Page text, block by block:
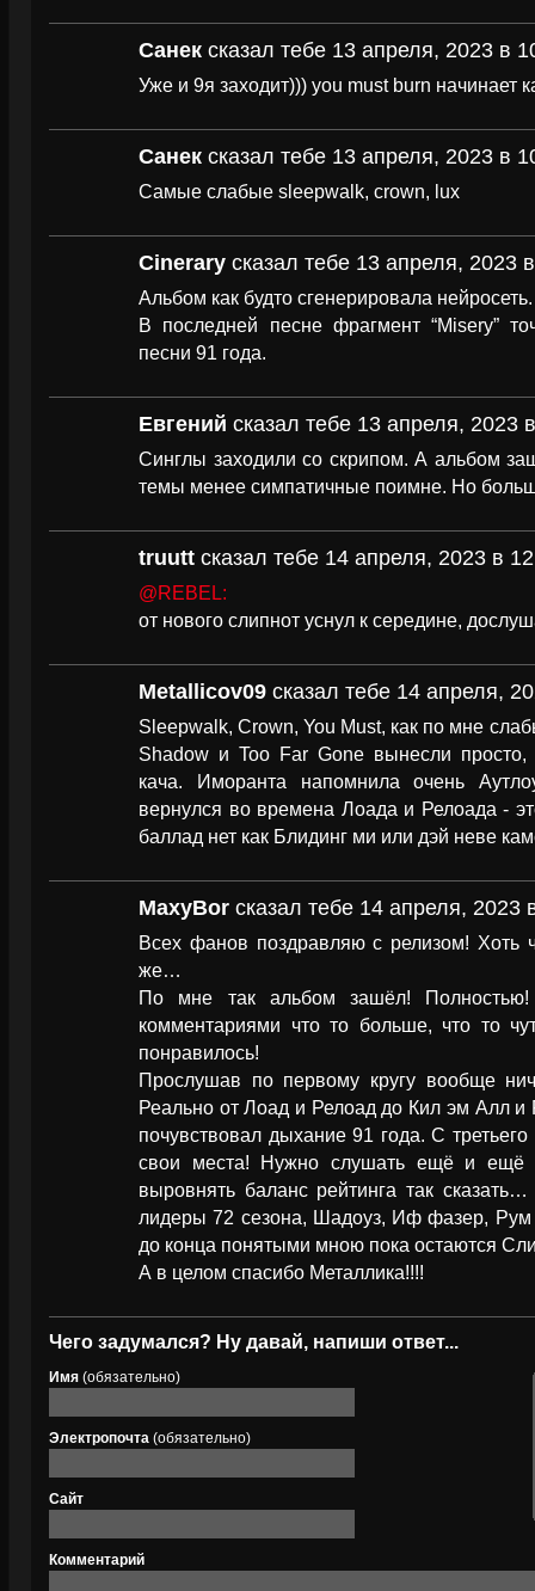
Санек сказал тебе 13 апреля, 2023 в
Уже и 9я заходит))) you must burn начинает
Санек сказал тебе 13 апреля, 2023 в
Самые слабые sleepwalk, crown, lux
Cinerary сказал тебе 13 апреля, 2023
Альбом как будто сгенерировала нейросеть.
В последней песне фрагмент “Misery”
песни 91 года.
Евгений сказал тебе 13 апреля, 2023
Синглы заходили со скрипом. А альбом
темы менее симпатичные поимне. Но
truutt сказал тебе 14 апреля, 2023 в
@REBEL:
от нового слипнот уснул к середине,
Metallicov09 сказал тебе 14 апреля,
Sleepwalk, Crown, You Must, как по мне
Shadow и Too Far Gone вынесли просто,
кача. Иморанта напомнила очень
вернулся во времена Лоада и Релоада -
баллад нет как Блидинг ми или дэй неве
MaxyBor сказал тебе 14 апреля, 2023
Всех фанов поздравляю с релизом! Хоть
же…
По мне так альбом зашёл!
комментариями что то больше, что то
понравилось!
Прослушав по первому кругу вообще
Реально от Лоад и Релоад до Кил эм Алл
почувствовал дыхание 91 года. С
свои места! Нужно слушать ещё и ещё
выровнять баланс рейтинга так
лидеры 72 сезона, Шадоуз, Иф фазер,
до конца понятыми мною пока остаются
А в целом спасибо Металлика!!!!
Чего задумался? Ну давай, напиши ответ...
Имя (обязательно)
Электропочта (обязательно)
Сайт
Комментарий